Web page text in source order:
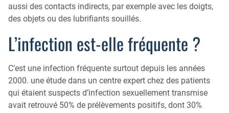
aussi des contacts indirects, par exemple avec les doigts,
des objets ou des lubrifiants souillés.
L’infection est-elle fréquente ?
C’est une infection fréquente surtout depuis les années
2000. une étude dans un centre expert chez des patients
qui étaient suspects d’infection sexuellement transmise
avait retrouvé 50% de prélèvements positifs, dont 30%